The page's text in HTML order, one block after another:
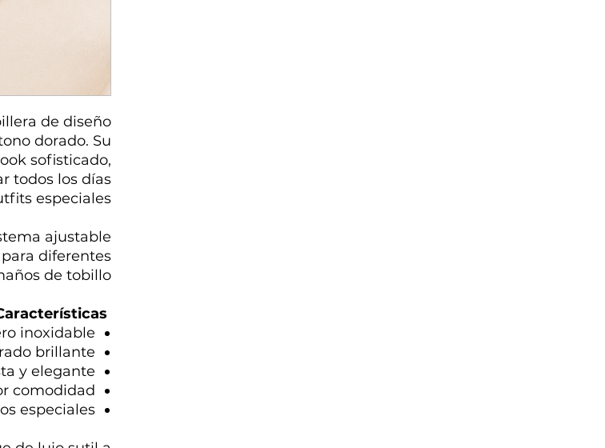
de diseño
dorado. Su
sofisticado,
todos los días
especiales.
ajustable
diferentes
de tobillo.
inoxidable
brillante
y elegante
comodidad
especiales